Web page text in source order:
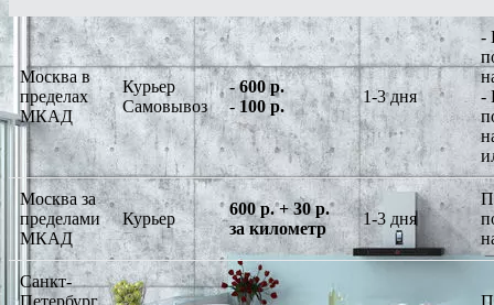
Москва в
пределах
МКАД
Курьер
Самовывоз
-600 р.
-100 р.
1-3 дня
-
-
Москва за
пределами
МКАД
Курьер
600 р. + 30 р.
за километр
1-3 дня
Санкт-
Петербург